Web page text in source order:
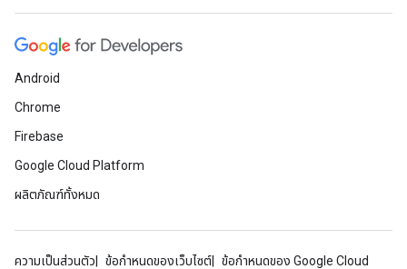
Android
Chrome
Firebase
Google Cloud Platform
ผลิตภัณฑ์ทั้งหมด
ความเป็นส่วนตัว ข้อกำหนดของเว็บไซต์ ข้อกำหนดของ Google Cloud